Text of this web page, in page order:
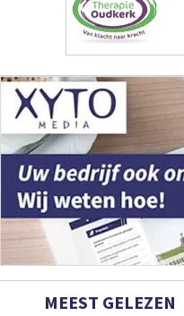
MEEST GELEZEN